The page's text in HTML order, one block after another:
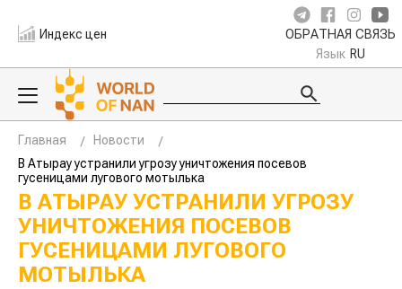
Индекс цен ОБРАТНАЯ СВЯЗЬ
Язык RU
Главная
Новости
В Атырау устранили угрозу уничтожения посевов
гусеницами лугового мотылька
В АТЫРАУ УСТРАНИЛИ УГРОЗУ
УНИЧТОЖЕНИЯ ПОСЕВОВ
ГУСЕНИЦАМИ ЛУГОВОГО
МОТЫЛЬКА